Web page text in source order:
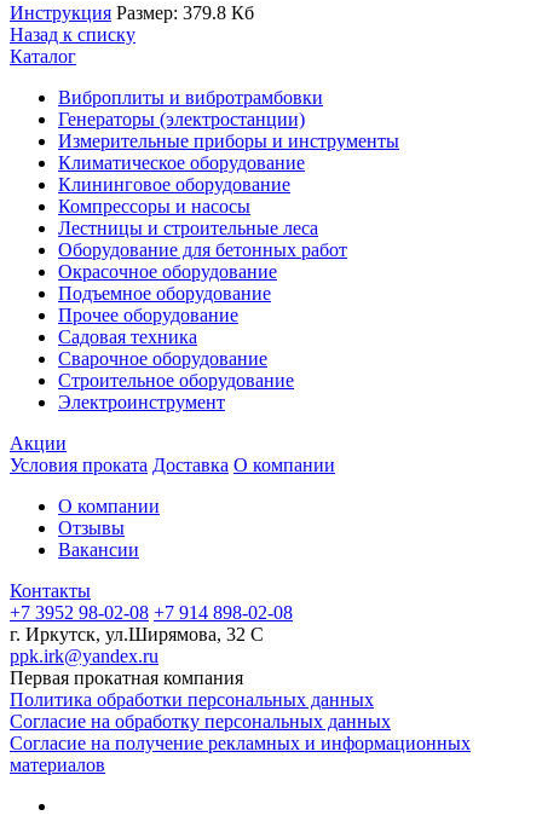
Инструкция Размер: 379.8 Кб
Назад к списку
Каталог
Виброплиты и вибротрамбовки
Генераторы (электростанции)
Измерительные приборы и инструменты
Климатическое оборудование
Клининговое оборудование
Компрессоры и насосы
Лестницы и строительные леса
Оборудование для бетонных работ
Окрасочное оборудование
Подъемное оборудование
Прочее оборудование
Садовая техника
Сварочное оборудование
Строительное оборудование
Электроинструмент
Акции
Условия проката Доставка О компании
О компании
Отзывы
Вакансии
Контакты
+7 3952 98-02-08 +7 914 898-02-08
г. Иркутск, ул.Ширямова, 32 С
ppk.irk@yandex.ru
Первая прокатная компания
Политика обработки персональных данных
Согласие на обработку персональных данных
Согласие на получение рекламных и информационных
материалов